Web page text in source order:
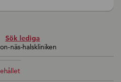
Sök lediga
näs-halskliniken